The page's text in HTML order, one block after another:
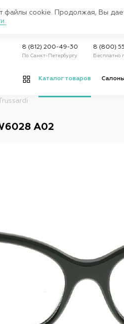
8 (812) 200-49-30
По Санкт-Петербургу
8 (800)
Бесплатно
Каталог товаров Салоны
Trussardi
A02
файлы cookie. Продолжая, Вы